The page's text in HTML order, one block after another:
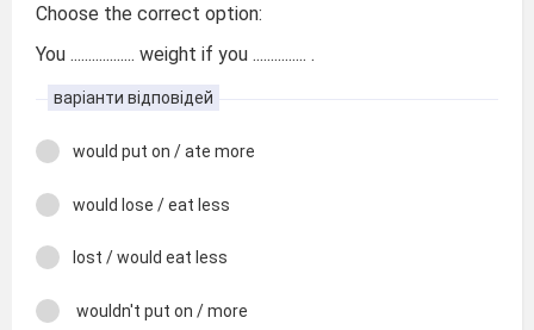
Choose the correct option:
You .................. weight if you ............... .
варіанти відповідей
would put on / ate more
would lose / eat less
lost / would eat less
wouldn't put on / more